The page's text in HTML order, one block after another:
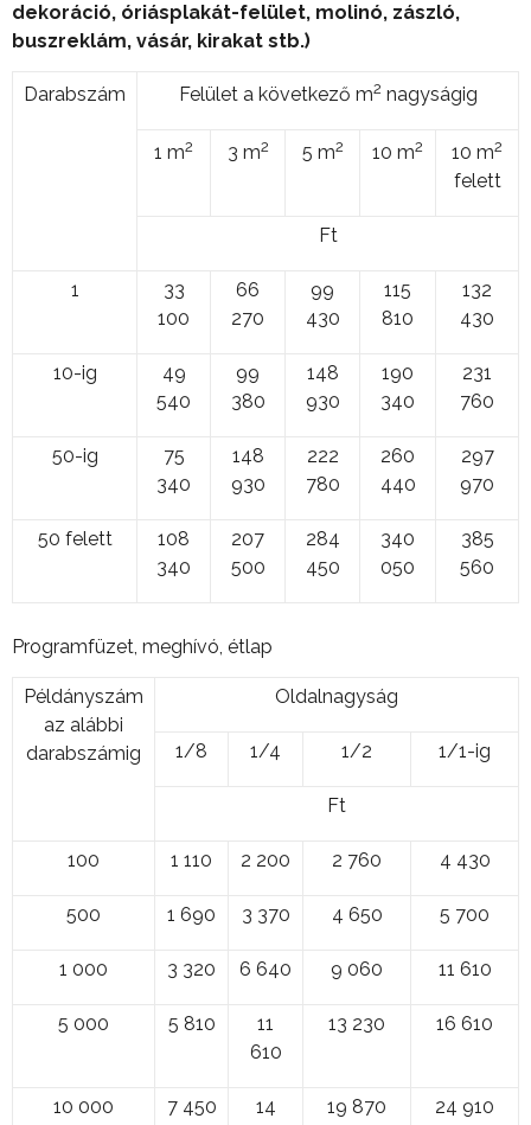
dekoráció, óriásplakát-felület, molinó, zászló,
buszreklám, vásár, kirakat stb.)
Darabszám Felület a következő m2 nagyságig
1 m2 3 m2 5 m2 10 m2 10 m2
felett
Ft
1
33
100
66
270
99
430
115
810
132
430
10-ig
49
540
99
380
148
930
190
340
231
760
50-ig
75
340
148
930
222
780
260
440
297
970
50 felett
108
340
207
500
284
450
340
050
385
560
Programfüzet, meghívó, étlap
Példányszám
az alábbi
darabszámig
Oldalnagyság
1/8 1/4 1/2 1/1-ig
Ft
100 1 110 2 200 2 760 4 430
500 1 690 3 370 4 650 5 700
1 000 3 320 6 640 9 060 11 610
5 000 5 810
11
610
13 230 16 610
10 000 7 450
14
19 870 24 910